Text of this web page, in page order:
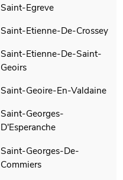
Saint-Egreve
Saint-Etienne-De-Crossey
Saint-Etienne-De-Saint-
Geoirs
Saint-Geoire-En-Valdaine
Saint-Georges-
D'Esperanche
Saint-Georges-De-
Commiers